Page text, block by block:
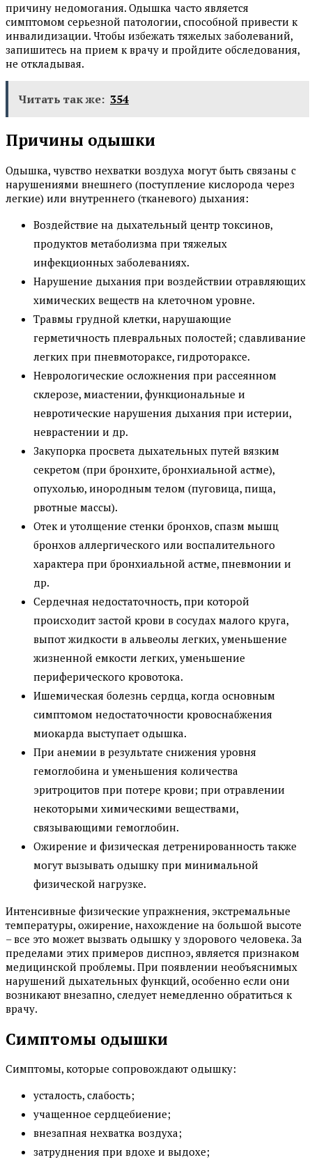
причину недомогания. Одышка часто является
симптомом серьезной патологии, способной привести к
инвалидизации. Чтобы избежать тяжелых заболеваний,
запишитесь на прием к врачу и пройдите обследования,
не откладывая.
Читать так же: 354
Причины одышки
Одышка, чувство нехватки воздуха могут быть связаны с
нарушениями внешнего (поступление кислорода через
легкие) или внутреннего (тканевого) дыхания:
Воздействие на дыхательный центр токсинов,
продуктов метаболизма при тяжелых
инфекционных заболеваниях.
Нарушение дыхания при воздействии отравляющих
химических веществ на клеточном уровне.
Травмы грудной клетки, нарушающие
герметичность плевральных полостей; сдавливание
легких при пневмотораксе, гидротораксе.
Неврологические осложнения при рассеянном
склерозе, миастении, функциональные и
невротические нарушения дыхания при истерии,
неврастении и др.
Закупорка просвета дыхательных путей вязким
секретом (при бронхите, бронхиальной астме),
опухолью, инородным телом (пуговица, пища,
рвотные массы).
Отек и утолщение стенки бронхов, спазм мышц
бронхов аллергического или воспалительного
характера при бронхиальной астме, пневмонии и
др.
Сердечная недостаточность, при которой
происходит застой крови в сосудах малого круга,
выпот жидкости в альвеолы легких, уменьшение
жизненной емкости легких, уменьшение
периферического кровотока.
Ишемическая болезнь сердца, когда основным
симптомом недостаточности кровоснабжения
миокарда выступает одышка.
При анемии в результате снижения уровня
гемоглобина и уменьшения количества
эритроцитов при потере крови; при отравлении
некоторыми химическими веществами,
связывающими гемоглобин.
Ожирение и физическая детренированность также
могут вызывать одышку при минимальной
физической нагрузке.
Интенсивные физические упражнения, экстремальные
температуры, ожирение, нахождение на большой высоте
– все это может вызвать одышку у здорового человека. За
пределами этих примеров диспноэ, является признаком
медицинской проблемы. При появлении необъяснимых
нарушений дыхательных функций, особенно если они
возникают внезапно, следует немедленно обратиться к
врачу.
Симптомы одышки
Симптомы, которые сопровождают одышку:
усталость, слабость;
учащенное сердцебиение;
внезапная нехватка воздуха;
затруднения при вдохе и выдохе;